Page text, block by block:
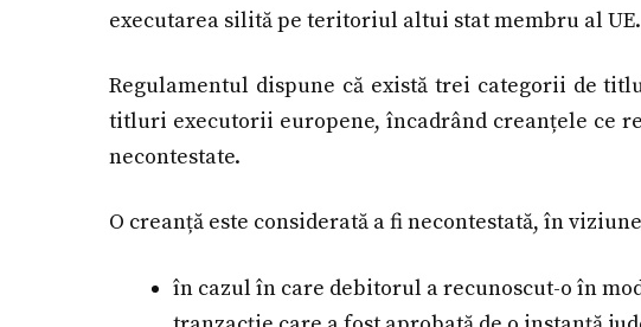
executarea silită pe teritoriul altui stat membru al UE.
Regulamentul dispune că există trei categorii de
titluri executorii europene, încadrând creanțele ce
necontestate.
O creanță este considerată a fi necontestată, în
în cazul în care debitorul a recunoscut-o în